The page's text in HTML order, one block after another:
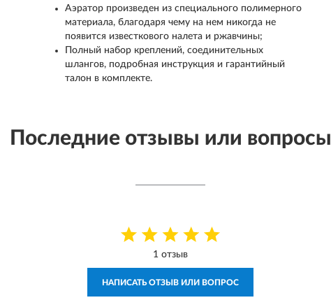
Аэратор произведен из специального полимерного
материала, благодаря чему на нем никогда не
появится известкового налета и ржавчины;
Полный набор креплений, соединительных
шлангов, подробная инструкция и гарантийный
талон в комплекте.
Последние отзывы или вопросы
1 отзыв
НАПИСАТЬ ОТЗЫВ ИЛИ ВОПРОС